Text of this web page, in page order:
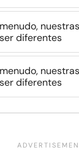
diferentes
diferentes